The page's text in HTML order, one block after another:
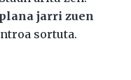
jarri zuen
sortuta.